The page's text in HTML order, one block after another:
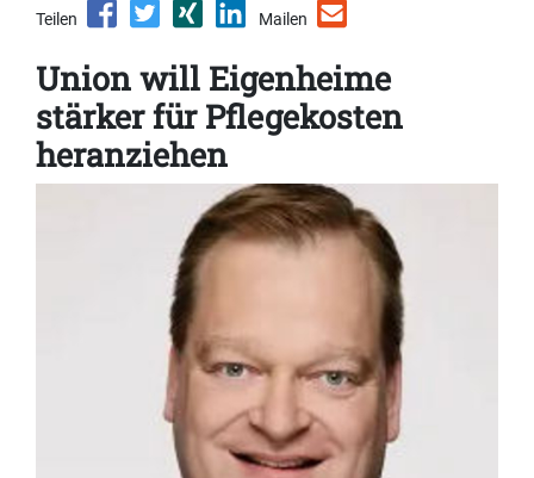
Teilen Mailen
Union will Eigenheime
stärker für Pflegekosten
heranziehen